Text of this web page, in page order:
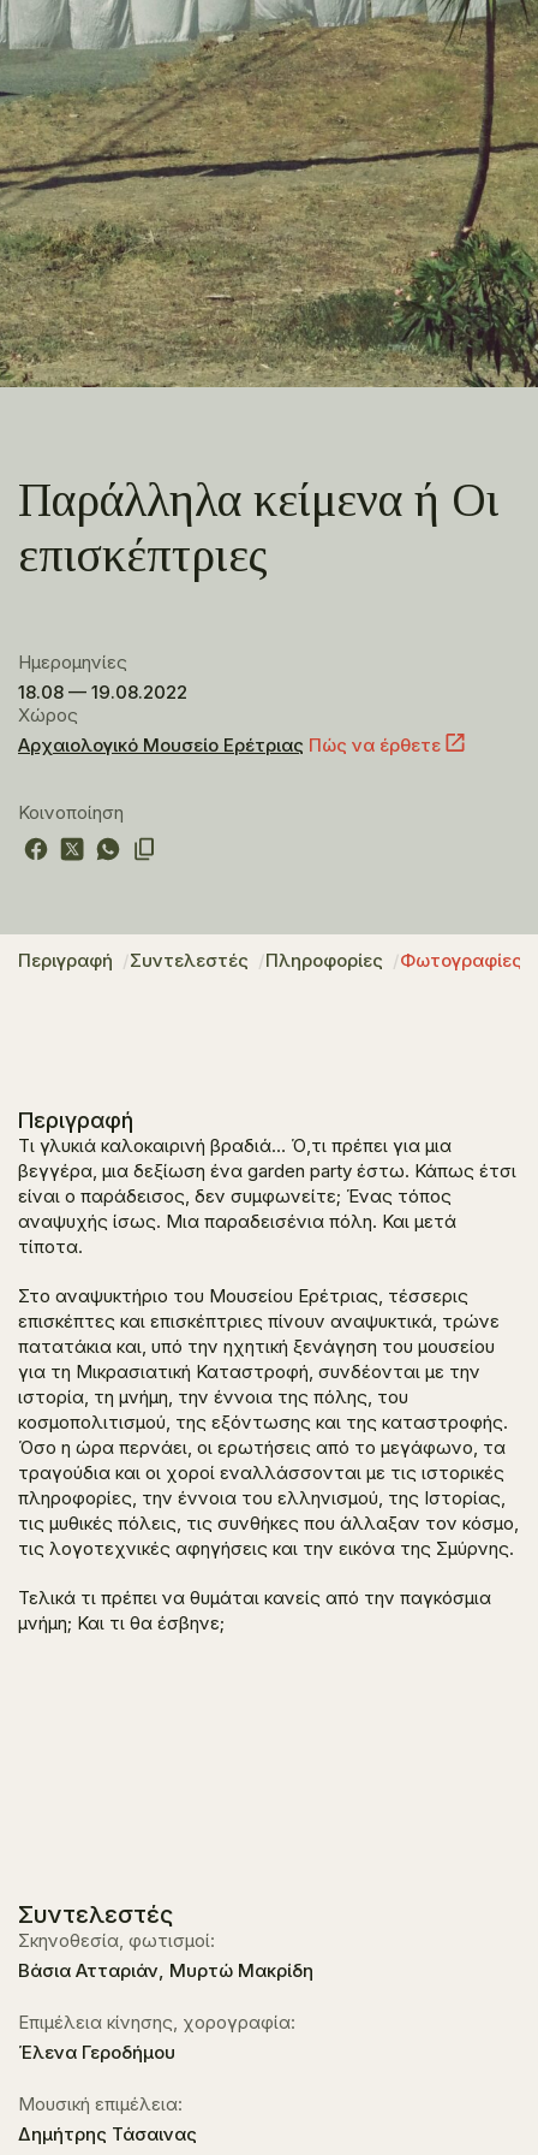
Παράλληλα κείμενα ή Οι
επισκέπτριες
Ημερομηνίες
18.08 — 19.08.2022
Χώρος
Αρχαιολογικό Μουσείο Ερέτριας Πώς να έρθετε
Κοινοποίηση
Περιγραφή Συντελεστές Πληροφορίες Φωτογραφίες
Περιγραφή
Τι γλυκιά καλοκαιρινή βραδιά… Ό,τι πρέπει για μια
βεγγέρα, μια δεξίωση ένα garden party έστω. Κάπως έτσι
είναι ο παράδεισος, δεν συμφωνείτε; Ένας τόπος
αναψυχής ίσως. Μια παραδεισένια πόλη. Και μετά
τίποτα.
Στο αναψυκτήριο του Μουσείου Ερέτριας, τέσσερις
επισκέπτες και επισκέπτριες πίνουν αναψυκτικά, τρώνε
πατατάκια και, υπό την ηχητική ξενάγηση του μουσείου
για τη Μικρασιατική Καταστροφή, συνδέονται με την
ιστορία, τη μνήμη, την έννοια της πόλης, του
κοσμοπολιτισμού, της εξόντωσης και της καταστροφής.
Όσο η ώρα περνάει, οι ερωτήσεις από το μεγάφωνο, τα
τραγούδια και οι χοροί εναλλάσσονται με τις ιστορικές
πληροφορίες, την έννοια του ελληνισμού, της Ιστορίας,
τις μυθικές πόλεις, τις συνθήκες που άλλαξαν τον κόσμο,
τις λογοτεχνικές αφηγήσεις και την εικόνα της Σμύρνης.
Τελικά τι πρέπει να θυμάται κανείς από την παγκόσμια
μνήμη; Και τι θα έσβηνε;
Συντελεστές
Σκηνοθεσία, φωτισμοί:
Βάσια Ατταριάν, Μυρτώ Μακρίδη
Επιμέλεια κίνησης, χορογραφία:
Έλενα Γεροδήμου
Μουσική επιμέλεια:
Δημήτρης Τάσαινας